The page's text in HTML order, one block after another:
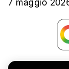
7 maggio